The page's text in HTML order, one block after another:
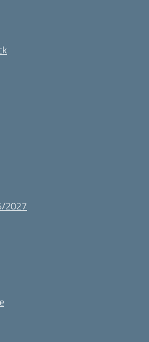
2027